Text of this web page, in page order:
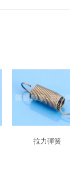
拉力彈簧